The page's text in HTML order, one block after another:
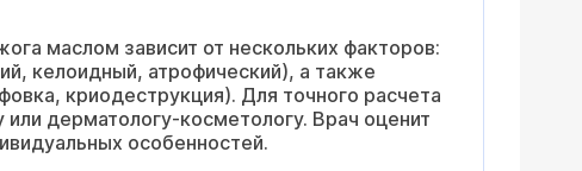
маслом зависит от нескольких факторов:
келоидный, атрофический), а также
криодеструкция). Для точного расчета
дерматологу-косметологу. Врач оценит
особенностей.